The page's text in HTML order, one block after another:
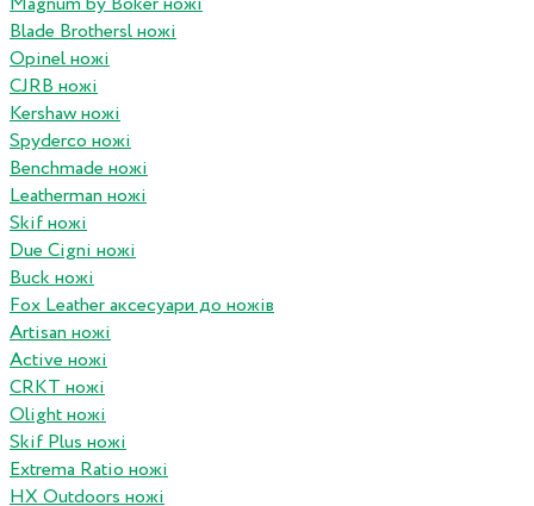
Blade Brothersl ножі
Opinel ножі
CJRB ножі
Kershaw ножі
Spyderco ножі
Benchmade ножі
Leatherman ножі
Skif ножі
Due Cigni ножі
Buck ножі
Fox Leather аксесуари до ножів
Artisan ножі
Active ножі
CRKT ножі
Olight ножі
Skif Plus ножі
Extrema Ratio ножі
HX Outdoors ножі